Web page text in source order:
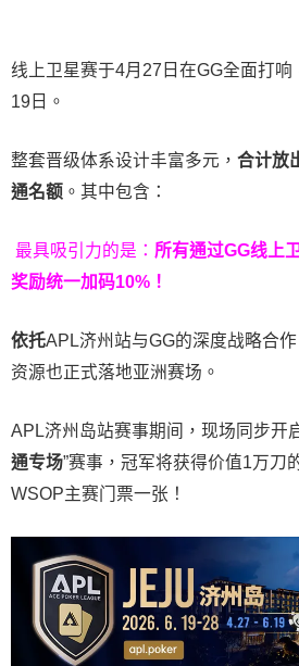
线上卫星赛于4月27日在GG全面打响
19日。
整套晋级体系设计丰富多元， 合计放
通名额 。其中包含：
最具吸引力的是： 所有通过GG线上
奖励统一加码10% ！
依托APL济州站与GG的深度战略合
资源也正式落地亚洲赛场。
APL济州岛站赛事期间，现场同步开
通专场”赛事，冠军将获得价值1万刀
WSOP主赛门票一张！